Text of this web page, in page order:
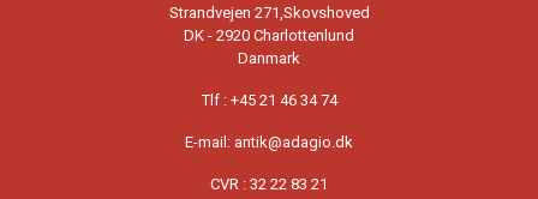
Strandvejen 271,Skovshoved
DK - 2920 Charlottenlund
Danmark
Tlf : +45 21 46 34 74
E-mail: antik@adagio.dk
CVR : 32 22 83 21